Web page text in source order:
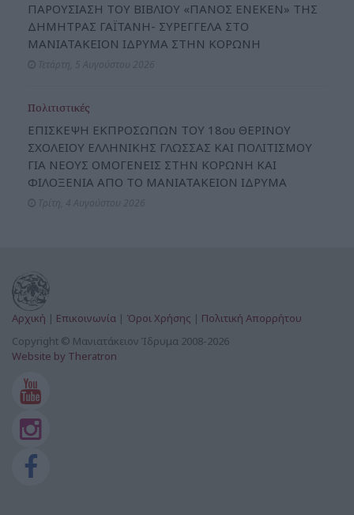
ΠΑΡΟΥΣΙΑΣΗ ΤΟΥ ΒΙΒΛΙΟΥ «ΠΑΝΟΣ ΕΝΕΚΕΝ» ΤΗΣ
ΔΗΜΗΤΡΑΣ ΓΑΪΤΑΝΗ- ΣΥΡΕΓΓΕΛΑ ΣΤΟ
ΜΑΝΙΑΤΑΚΕΙΟΝ ΙΔΡΥΜΑ ΣΤΗΝ ΚΟΡΩΝΗ
Πολιτιστικές
ΕΠΙΣΚΕΨΗ ΕΚΠΡΟΣΩΠΩΝ ΤΟΥ 18ου ΘΕΡΙΝΟΥ
ΣΧΟΛΕΙΟΥ ΕΛΛΗΝΙΚΗΣ ΓΛΩΣΣΑΣ ΚΑΙ ΠΟΛΙΤΙΣΜΟΥ
ΓΙΑ ΝΕΟΥΣ ΟΜΟΓΕΝΕΙΣ ΣΤΗΝ ΚΟΡΩΝΗ ΚΑΙ
ΦΙΛΟΞΕΝΙΑ ΑΠΟ ΤΟ ΜΑΝΙΑΤΑΚΕΙΟΝ ΙΔΡΥΜΑ
Αρχική | Επικοινωνία | Όροι Χρήσης | Πολιτική Απορρήτου
Copyright © Μανιατάκειον Ίδρυμα 2008-2026
Website by Theratron